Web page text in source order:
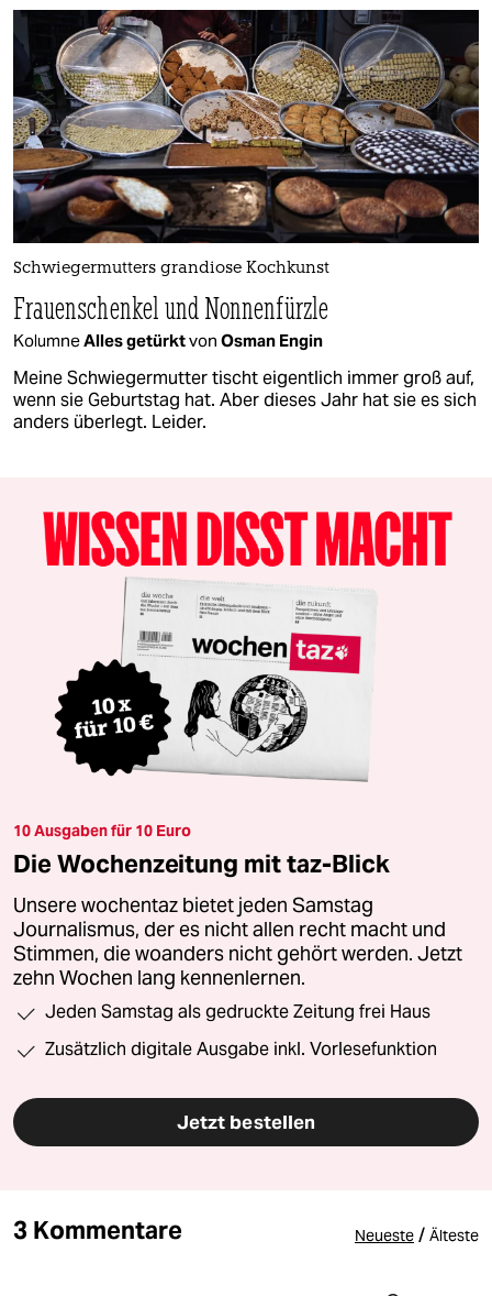
Schwiegermutters grandiose Kochkunst
Frauenschenkel und Nonnenfürzle
KolumneAlles getürktvon Osman Engin
Meine Schwiegermutter tischt eigentlich immer groß auf,
wenn sie Geburtstag hat. Aber dieses Jahr hat sie es sich
anders überlegt. Leider.
10 Ausgaben für 10 Euro
Die Wochenzeitung mit taz-Blick
Unsere wochentaz bietet jeden Samstag
Journalismus, der es nicht allen recht macht und
Stimmen, die woanders nicht gehört werden. Jetzt
zehn Wochen lang kennenlernen.
Jeden Samstag als gedruckte Zeitung frei Haus
Zusätzlich digitale Ausgabe inkl. Vorlesefunktion
Jetzt bestellen
3 Kommentare Neueste / Älteste